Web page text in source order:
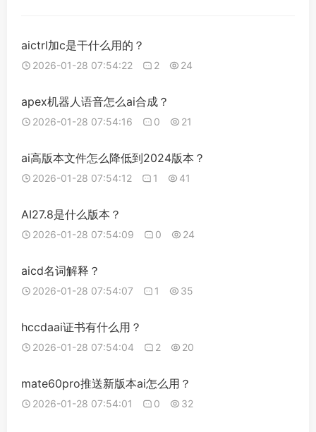
aictrl加c是干什么用的？
2026-01-28 07:54:22 2 24
apex机器人语音怎么ai合成？
2026-01-28 07:54:16 0 21
ai高版本文件怎么降低到2024版本？
2026-01-28 07:54:12 1 41
AI27.8是什么版本？
2026-01-28 07:54:09 0 24
aicd名词解释？
2026-01-28 07:54:07 1 35
hccdaai证书有什么用？
2026-01-28 07:54:04 2 20
mate60pro推送新版本ai怎么用？
2026-01-28 07:54:01 0 32